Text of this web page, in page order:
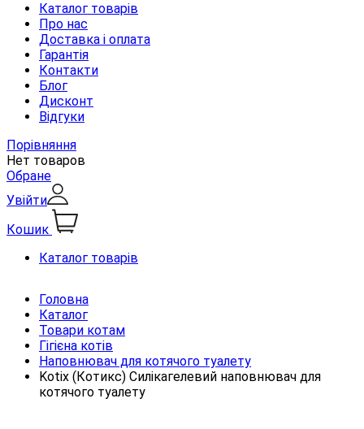
Каталог товарів
Про нас
Доставка і оплата
Гарантія
Контакти
Блог
Дисконт
Відгуки
Порівняння
Нет товаров
Обране
Увійти
Кошик
Каталог товарів
Головна
Каталог
Товари котам
Гігієна котів
Наповнювач для котячого туалету
Kotix (Котикс) Силікагелевий наповнювач для
котячого туалету